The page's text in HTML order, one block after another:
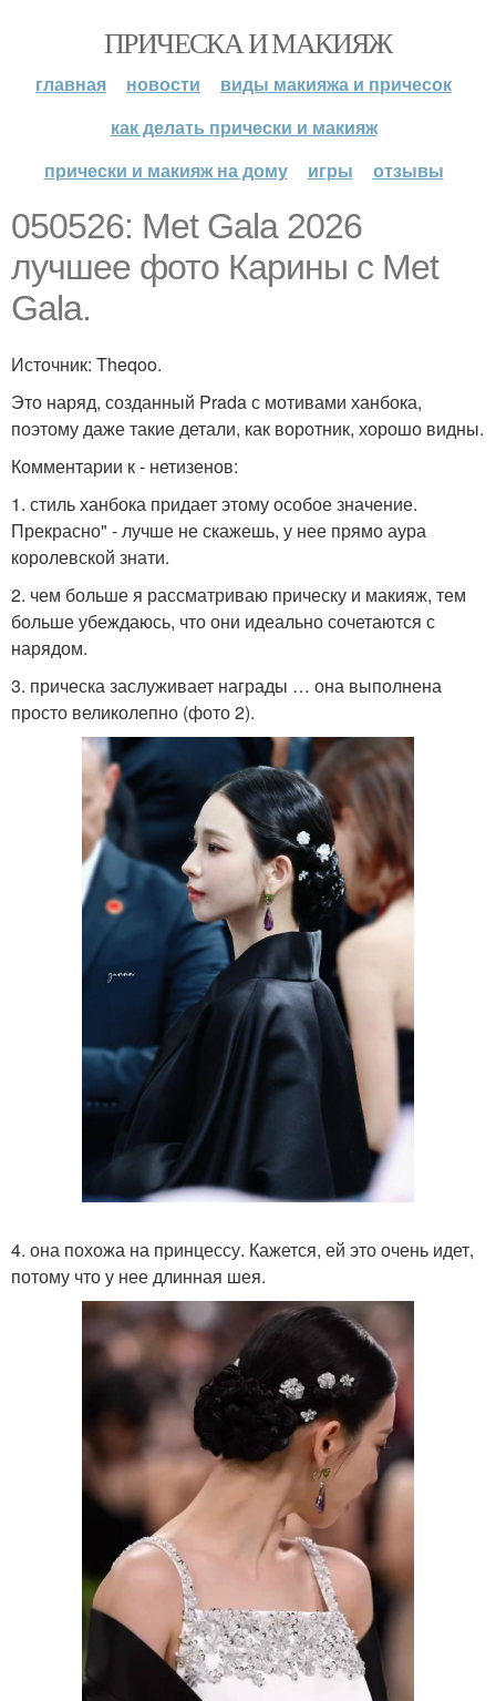
ПРИЧЕСКА И МАКИЯЖ
главная новости
виды макияжа и причесок
как делать прически и макияж
прически и макияж на дому
игры отзывы
050526: Met Gala 2026
лучшее фото Карины с Met
Gala.
Источник: Theqoo.
Это наряд, созданный Prada с мотивами ханбока,
поэтому даже такие детали, как воротник, хорошо видны.
Комментарии к - нетизенов:
1. стиль ханбока придает этому особое значение.
Прекрасно" - лучше не скажешь, у нее прямо аура
королевской знати.
2. чем больше я рассматриваю прическу и макияж, тем
больше убеждаюсь, что они идеально сочетаются с
нарядом.
3. прическа заслуживает награды … она выполнена
просто великолепно (фото 2).
4. она похожа на принцессу. Кажется, ей это очень идет,
потому что у нее длинная шея.